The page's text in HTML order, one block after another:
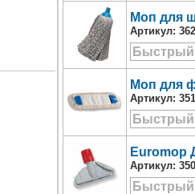
Моп для
Артикул:
Моп для
Артикул:
Euromop
Артикул: